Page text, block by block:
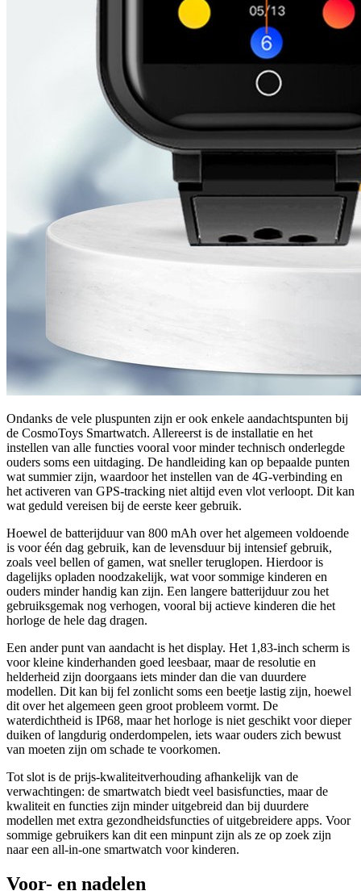
Ondanks de vele pluspunten zijn er ook enkele aandachtspunten bij
de CosmoToys Smartwatch. Allereerst is de installatie en het
instellen van alle functies vooral voor minder technisch onderlegde
ouders soms een uitdaging. De handleiding kan op bepaalde punten
wat summier zijn, waardoor het instellen van de 4G-verbinding en
het activeren van GPS-tracking niet altijd even vlot verloopt. Dit kan
wat geduld vereisen bij de eerste keer gebruik.
Hoewel de batterijduur van 800 mAh over het algemeen voldoende
is voor één dag gebruik, kan de levensduur bij intensief gebruik,
zoals veel bellen of gamen, wat sneller teruglopen. Hierdoor is
dagelijks opladen noodzakelijk, wat voor sommige kinderen en
ouders minder handig kan zijn. Een langere batterijduur zou het
gebruiksgemak nog verhogen, vooral bij actieve kinderen die het
horloge de hele dag dragen.
Een ander punt van aandacht is het display. Het 1,83-inch scherm is
voor kleine kinderhanden goed leesbaar, maar de resolutie en
helderheid zijn doorgaans iets minder dan die van duurdere
modellen. Dit kan bij fel zonlicht soms een beetje lastig zijn, hoewel
dit over het algemeen geen groot probleem vormt. De
waterdichtheid is IP68, maar het horloge is niet geschikt voor dieper
duiken of langdurig onderdompelen, iets waar ouders zich bewust
van moeten zijn om schade te voorkomen.
Tot slot is de prijs-kwaliteitverhouding afhankelijk van de
verwachtingen: de smartwatch biedt veel basisfuncties, maar de
kwaliteit en functies zijn minder uitgebreid dan bij duurdere
modellen met extra gezondheidsfuncties of uitgebreidere apps. Voor
sommige gebruikers kan dit een minpunt zijn als ze op zoek zijn
naar een all-in-one smartwatch voor kinderen.
Voor- en nadelen